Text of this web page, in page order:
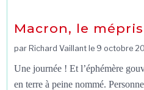
Macron, le
par Richard Vaillant le 9 octobre
Une journée ! Et l’éphémère
en terre à peine nommé.